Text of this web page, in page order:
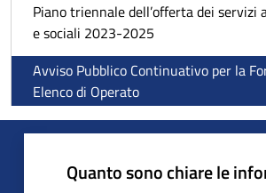
Piano triennale dell’offerta dei servizi
e sociali 2023-2025
Avviso Pubblico Continuativo per la
Elenco di Operato
Quanto sono chiare le